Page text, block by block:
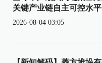
关键产业链自主可控水平
2026-08-04 03:05